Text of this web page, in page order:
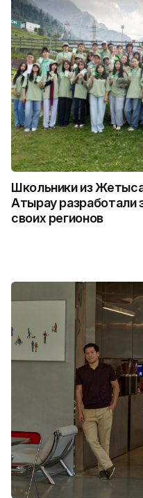
Школьники из
Атырау разработали
своих регионов